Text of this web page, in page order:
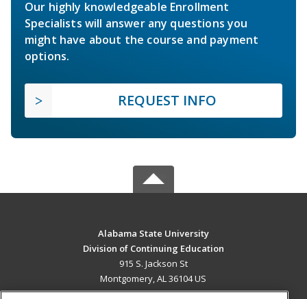
Our highly knowledgeable Enrollment
Specialists will answer any questions you
might have about the course and payment
options.
REQUEST INFO
Alabama State University
Division of Continuing Education
915 S. Jackson St
Montgomery, AL 36104 US